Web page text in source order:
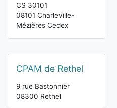
CS 30101
08101 Charleville-
Mézières Cedex
CPAM de Rethel
9 rue Bastonnier
08300 Rethel